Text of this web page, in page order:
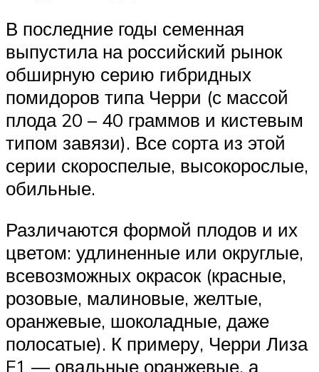
В последние годы семенная
выпустила на российский рынок
обширную серию гибридных
помидоров типа Черри (с массой
плода 20 – 40 граммов и кистевым
типом завязи). Все сорта из этой
серии скороспелые, высокорослые,
обильные.
Различаются формой плодов и их
цветом: удлиненные или округлые,
всевозможных окрасок (красные,
розовые, малиновые, желтые,
оранжевые, шоколадные, даже
полосатые). К примеру, Черри Лиза
F1 — овальные оранжевые, а